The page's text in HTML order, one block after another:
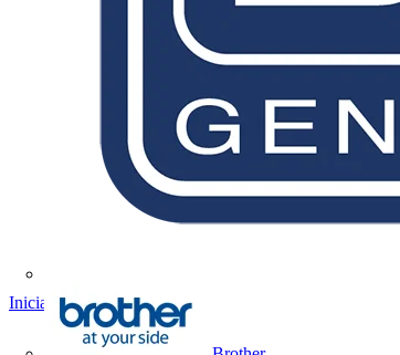
Iniciar sesiónRegistrarse